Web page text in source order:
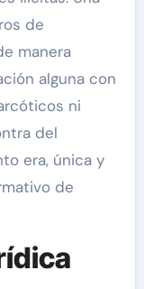
de
manera
alguna con
ni
del
era, única y
de